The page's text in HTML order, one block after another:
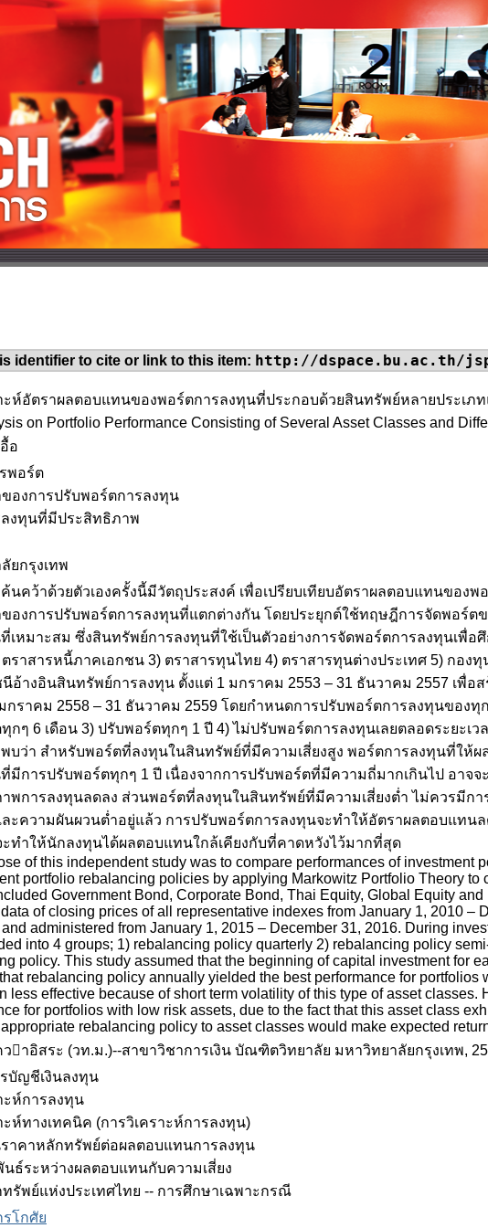
identifier to cite or link to this item: http://dspace.bu.ac.th/
ะห์อัตราผลตอบแทนของพอร์ตการลงทุนที่ประกอบด้วยสินทรัพย์หลายประเภ
on Portfolio Performance Consisting of Several Asset Classes and
อ
พอร์ต
ของการปรับพอร์ตการลงทุน
งทุนที่มีประสิทธิภาพ
ยกรุงเทพ
นคว้าด้วยตัวเองครั้งนี้มีวัตถุประสงค์ เพื่อเปรียบเทียบอัตราผลตอบแทนของ
ของการปรับพอร์ตการลงทุนที่แตกต่างกัน โดยประยุกต์ใช้ทฤษฎีการจัดพอร์ต
เหมาะสม ซึ่งสินทรัพย์การลงทุนที่ใช้เป็นตัวอย่างการจัดพอร์ตการลงทุนเพื่
ตราสารหนี้ภาคเอกชน 3) ตราสารทุนไทย 4) ตราสารทุนต่างประเทศ 5) กอ
อ้างอินสินทรัพย์การลงทุน ตั้งแต่ 1 มกราคม 2553 – 31 ธันวาคม 2557 เพื่อ
กราคม 2558 – 31 ธันวาคม 2559 โดยกำหนดการปรับพอร์ตการลงทุนของทุ
กๆ 6 เดือน 3) ปรับพอร์ตทุกๆ 1 ปี 4) ไม่ปรับพอร์ตการลงทุนเลยตลอดระยะเ
บว่า สำหรับพอร์ตที่ลงทุนในสินทรัพย์ที่มีความเสี่ยงสูง พอร์ตการลงทุนที่ใ
มีการปรับพอร์ตทุกๆ 1 ปี เนื่องจากการปรับพอร์ตที่มีความถี่มากเกินไป อาจ
พการลงทุนลดลง ส่วนพอร์ตที่ลงทุนในสินทรัพย์ที่มีความเสี่ยงต่ำ ไม่ควรมีก
ะความผันผวนต่ำอยู่แล้ว การปรับพอร์ตการลงทุนจะทำให้อัตราผลตอบแท
ทำให้นักลงทุนได้ผลตอบแทนใกล้เคียงกับที่คาดหวังไว้มากที่สุด
of this independent study was to compare performances of investment
portfolio rebalancing policies by applying Markowitz Portfolio Theory
Government Bond, Corporate Bond, Thai Equity, Global Equity
of closing prices of all representative indexes from January 1, 2010 –
administered from January 1, 2015 – December 31, 2016. During
into 4 groups; 1) rebalancing policy quarterly 2) rebalancing policy
policy. This study assumed that the beginning of capital investment for
rebalancing policy annually yielded the best performance for
less effective because of short term volatility of this type of asset
for portfolios with low risk assets, due to the fact that this asset class
rebalancing policy to asset classes would make expected
าอิสระ (วท.ม.)--สาขาวิชาการเงิน บัณฑิตวิทยาลัย มหาวิทยาลัยกรุงเทพ,
บัญชีเงินลงทุน
ะห์การลงทุน
ะห์ทางเทคนิค (การวิเคราะห์การลงทุน)
าคาหลักทรัพย์ต่อผลตอบแทนการลงทุน
ธ์ระหว่างผลตอบแทนกับความเสี่ยง
รัพย์แห่งประเทศไทย -- การศึกษาเฉพาะกรณี
โกศัย